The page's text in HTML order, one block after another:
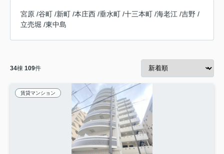
宮原 /谷町 /新町 /本庄西 /垂水町 /十三本町 /海老江 /吉野 /
立売堀 /東中島
34棟 109件
賃貸マンション